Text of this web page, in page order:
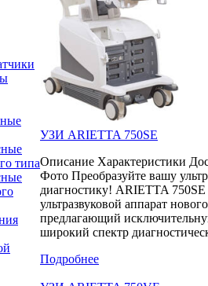
типа
УЗИ ARIETTA 750SE
Описание Характеристики
Фото Преобразуйте вашу
диагностику! ARIETTA 750SE
ультразвуковой аппарат
предлагающий
широкий спектр
Подробнее